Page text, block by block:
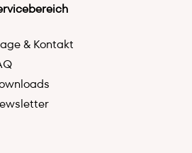
& Kontakt